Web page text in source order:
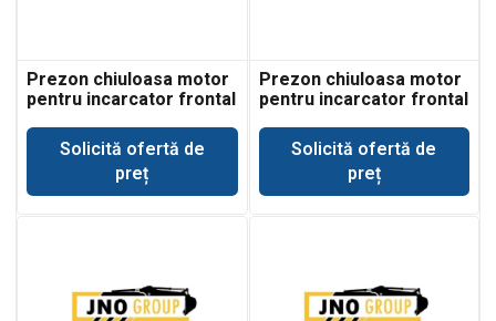
Prezon chiuloasa motor
pentru incarcator frontal
Solicită ofertă de
preț
Prezon chiuloasa motor
pentru incarcator frontal
Solicită ofertă de
preț